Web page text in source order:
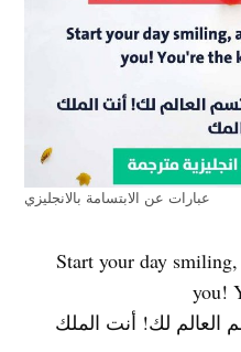
عبارات عن الابتسامة بالانجليزي
!Start your day
you!
العالم لك! أنت الملك